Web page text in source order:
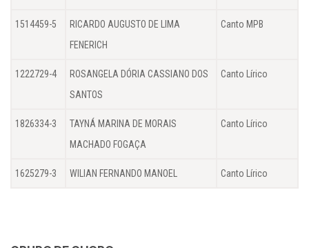
1514459-5
RICARDO AUGUSTO DE LIMA
FENERICH
Canto MPB
1222729-4
ROSANGELA DÓRIA CASSIANO DOS
SANTOS
Canto Lírico
1826334-3
TAYNÁ MARINA DE MORAIS
MACHADO FOGAÇA
Canto Lírico
1625279-3 WILIAN FERNANDO MANOEL Canto Lírico